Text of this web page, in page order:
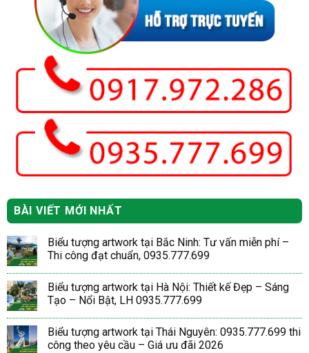
BÀI VIẾT MỚI NHẤT
Biểu tượng artwork tại Bắc Ninh: Tư vấn miễn phí –
Thi công đạt chuẩn, 0935.777.699
Biểu tượng artwork tại Hà Nội: Thiết kế Đẹp – Sáng
Tạo – Nổi Bật, LH 0935.777.699
Biểu tượng artwork tại Thái Nguyên: 0935.777.699 thi
công theo yêu cầu – Giá ưu đãi 2026